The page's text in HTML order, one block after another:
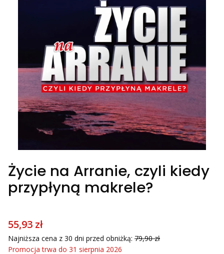
Życie na Arranie, czyli kiedy
przypłyną makrele?
55,93 zł
Najniższa cena z 30 dni przed obniżką: 79,90 zł
Promocja trwa do 31 sierpnia 2026